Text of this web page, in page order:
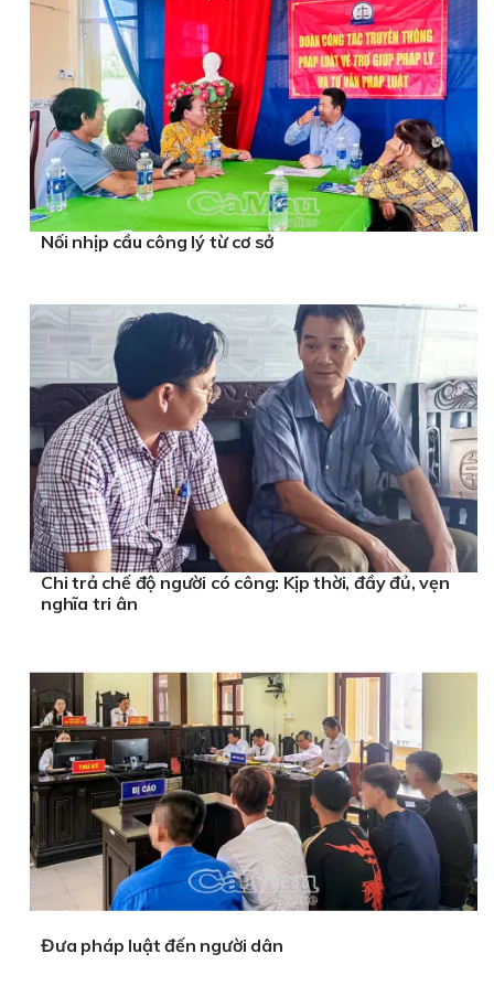
Nối nhịp cầu công lý từ cơ sở
Chi trả chế độ người có công: Kịp thời, đầy đủ, vẹn
nghĩa tri ân
Đưa pháp luật đến người dân